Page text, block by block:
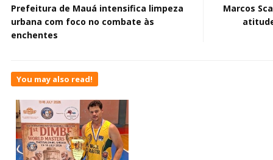
Prefeitura de Mauá intensifica limpeza
urbana com foco no combate às
enchentes
Marcos
You may also read!